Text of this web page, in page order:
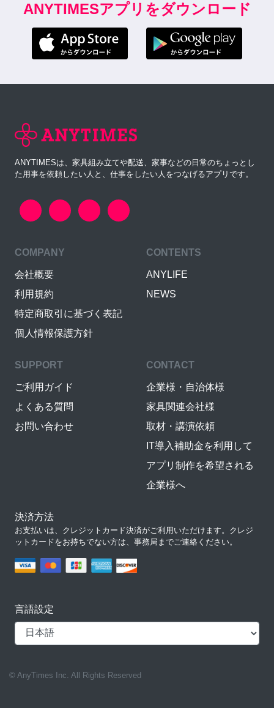
ANYTIMESアプリをダウンロード
ANYTIMESは、家具組み立てや配送、家事などの日常のちょっとし
た用事を依頼したい人と、仕事をしたい人をつなげるアプリです。
COMPANY
会社概要
利用規約
特定商取引に基づく表記
個人情報保護方針
CONTENTS
ANYLIFE
NEWS
SUPPORT
ご利用ガイド
よくある質問
お問い合わせ
CONTACT
企業様・自治体様
家具関連会社様
取材・講演依頼
IT導入補助金を利用して
アプリ制作を希望される
企業様へ
決済方法
お支払いは、クレジットカード決済がご利用いただけます。クレジ
ットカードをお持ちでない方は、事務局までご連絡ください。
言語設定
© AnyTimes Inc. All Rights Reserved